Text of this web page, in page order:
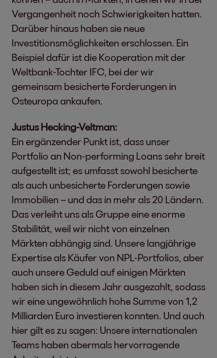
Vergangenheit noch Schwierigkeiten hatten.
Darüber hinaus haben sie neue
Investitionsmöglichkeiten erschlossen. Ein
Beispiel dafür ist die Kooperation mit der
Weltbank-Tochter IFC, bei der wir
gemeinsam besicherte Forderungen in
Osteuropa ankaufen.
Justus Hecking-Veltman:
Ein ergänzender Punkt ist, dass unser
Portfolio an Non-performing Loans sehr breit
aufgestellt ist; es umfasst sowohl besicherte
als auch unbesicherte Forderungen sowie
Immobilien – und das in mehr als 20 Ländern.
Das verleiht uns als Gruppe eine enorme
Stabilität, weil wir nicht von einzelnen
Märkten abhängig sind. Unsere langjährige
Expertise als Käufer von NPL-Portfolios, aber
auch unsere Geduld auf einigen Märkten
haben sich in diesem Jahr ausgezahlt, sodass
wir eine ungewöhnlich hohe Summe von 1,2
Milliarden Euro investieren konnten. Und auch
hier gilt es zu sagen: Unsere internationalen
Teams haben abermals hervorragende